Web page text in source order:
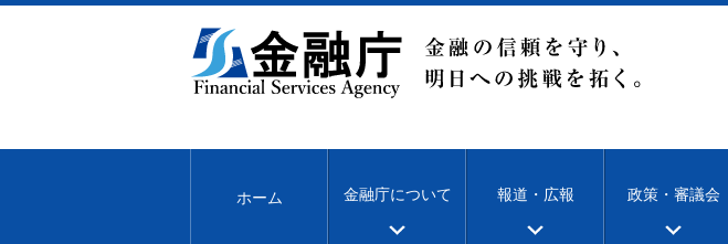
文
移
ホーム 金融庁について 報道・広報 政策・審議会